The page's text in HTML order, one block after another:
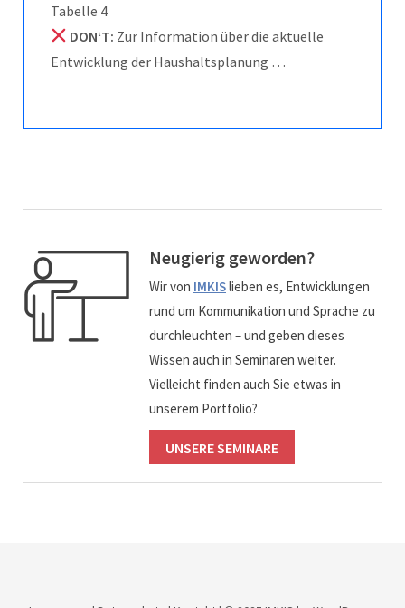
Tabelle 4
DON‘T: Zur Information über die aktuelle
Entwicklung der Haushaltsplanung …
Neugierig geworden?
Wir von IMKISlieben es, Entwicklungen
rund um Kommunikation und Sprache zu
durchleuchten – und geben dieses
Wissen auch in Seminaren weiter.
Vielleicht finden auch Sie etwas in
unserem Portfolio?
UNSERE SEMINARE